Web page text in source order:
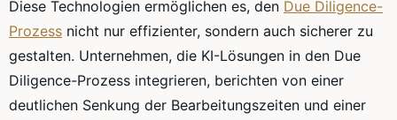
Diese Technologien ermöglichen es, den Due Diligence-
Prozess nicht nur effizienter, sondern auch sicherer zu
gestalten. Unternehmen, die KI-Lösungen in den Due
Diligence-Prozess integrieren, berichten von einer
deutlichen Senkung der Bearbeitungszeiten und einer